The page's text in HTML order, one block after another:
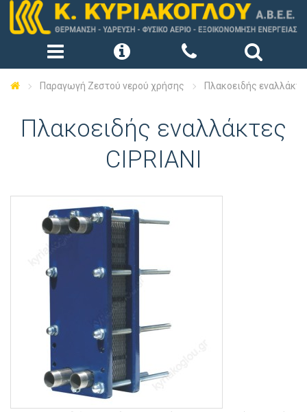
Παραγωγή Ζεστού νερού χρήσης Πλακοειδής
Πλακοειδής εναλλάκτες
CIPRIANI